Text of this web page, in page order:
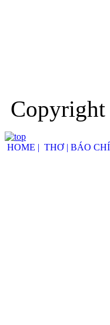
HOME | THƠ | BÁO CHÍ